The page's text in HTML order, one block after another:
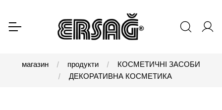
магазин продукти
КОСМЕТИЧНІ ЗАСОБИ
ДЕКОРАТИВНА КОСМЕТИКА